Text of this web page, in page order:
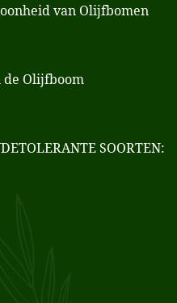
van Olijfbomen
de Olijfboom
SOORTEN: